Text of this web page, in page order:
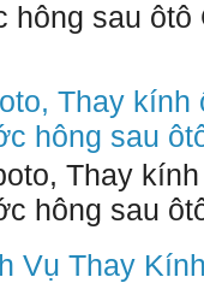
hông sau ôtô
Thay
hông sau
Thay
hông sau
Vụ Thay